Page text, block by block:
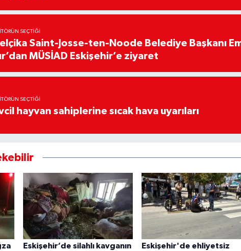
SEÇTIĞI
Saint-Josse-ten-Noode Belediye Başkanı
MÜSİAD Eskişehir’e ziyaret
SEÇTIĞI
hayvan sahiplerine sıcak hava uyarıları
Eskişehir’de silahlı kavganın
Eskişehir'de ehliyetsiz